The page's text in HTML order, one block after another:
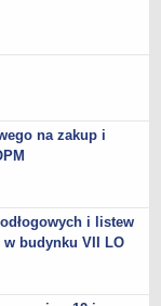
na zakup i
i listew
budynku VII LO